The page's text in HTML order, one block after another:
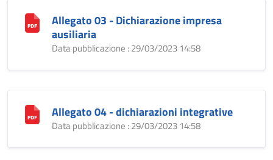
Allegato 03 - Dichiarazione impresa
ausiliaria
Data pubblicazione : 29/03/2023 14:58
Allegato 04 - dichiarazioni integrative
Data pubblicazione : 29/03/2023 14:58